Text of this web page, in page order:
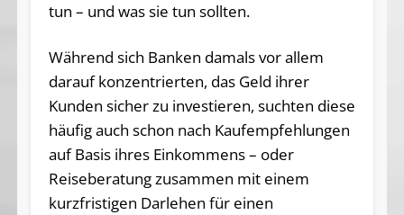
tun – und was sie tun sollten.
Während sich Banken damals vor allem
darauf konzentrierten, das Geld ihrer
Kunden sicher zu investieren, suchten diese
häufig auch schon nach Kaufempfehlungen
auf Basis ihres Einkommens – oder
Reiseberatung zusammen mit einem
kurzfristigen Darlehen für einen